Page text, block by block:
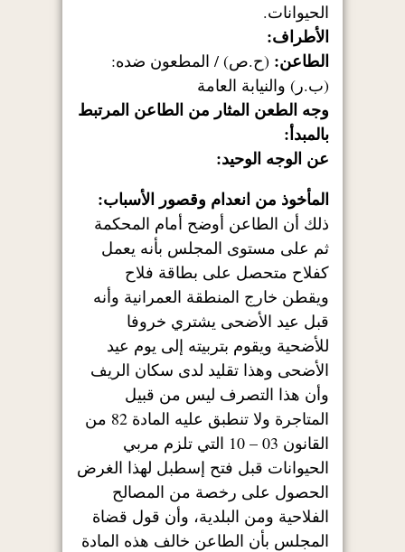
الحيوانات.
الأطراف:
الطاعن: (ح.ص) / المطعون ضده:
(ب.ر) والنيابة العامة
وجه الطعن المثار من الطاعن المرتبط
بالمبدأ:
عن الوجه الوحيد:
المأخوذ من انعدام وقصور الأسباب:
ذلك أن الطاعن أوضح أمام المحكمة
ثم على مستوى المجلس بأنه يعمل
كفلاح متحصل على بطاقة فلاح
ويقطن خارج المنطقة العمرانية وأنه
قبل عيد الأضحى يشتري خروفا
للأضحية ويقوم بتربيته إلى يوم عيد
الأضحى وهذا تقليد لدى سكان الريف
وأن هذا التصرف ليس من قبيل
المتاجرة ولا تنطبق عليه المادة 82 من
القانون 03 – 10 التي تلزم مربي
الحيوانات قبل فتح إسطبل لهذا الغرض
الحصول على رخصة من المصالح
الفلاحية ومن البلدية، وأن قول قضاة
المجلس بأن الطاعن خالف هذه المادة